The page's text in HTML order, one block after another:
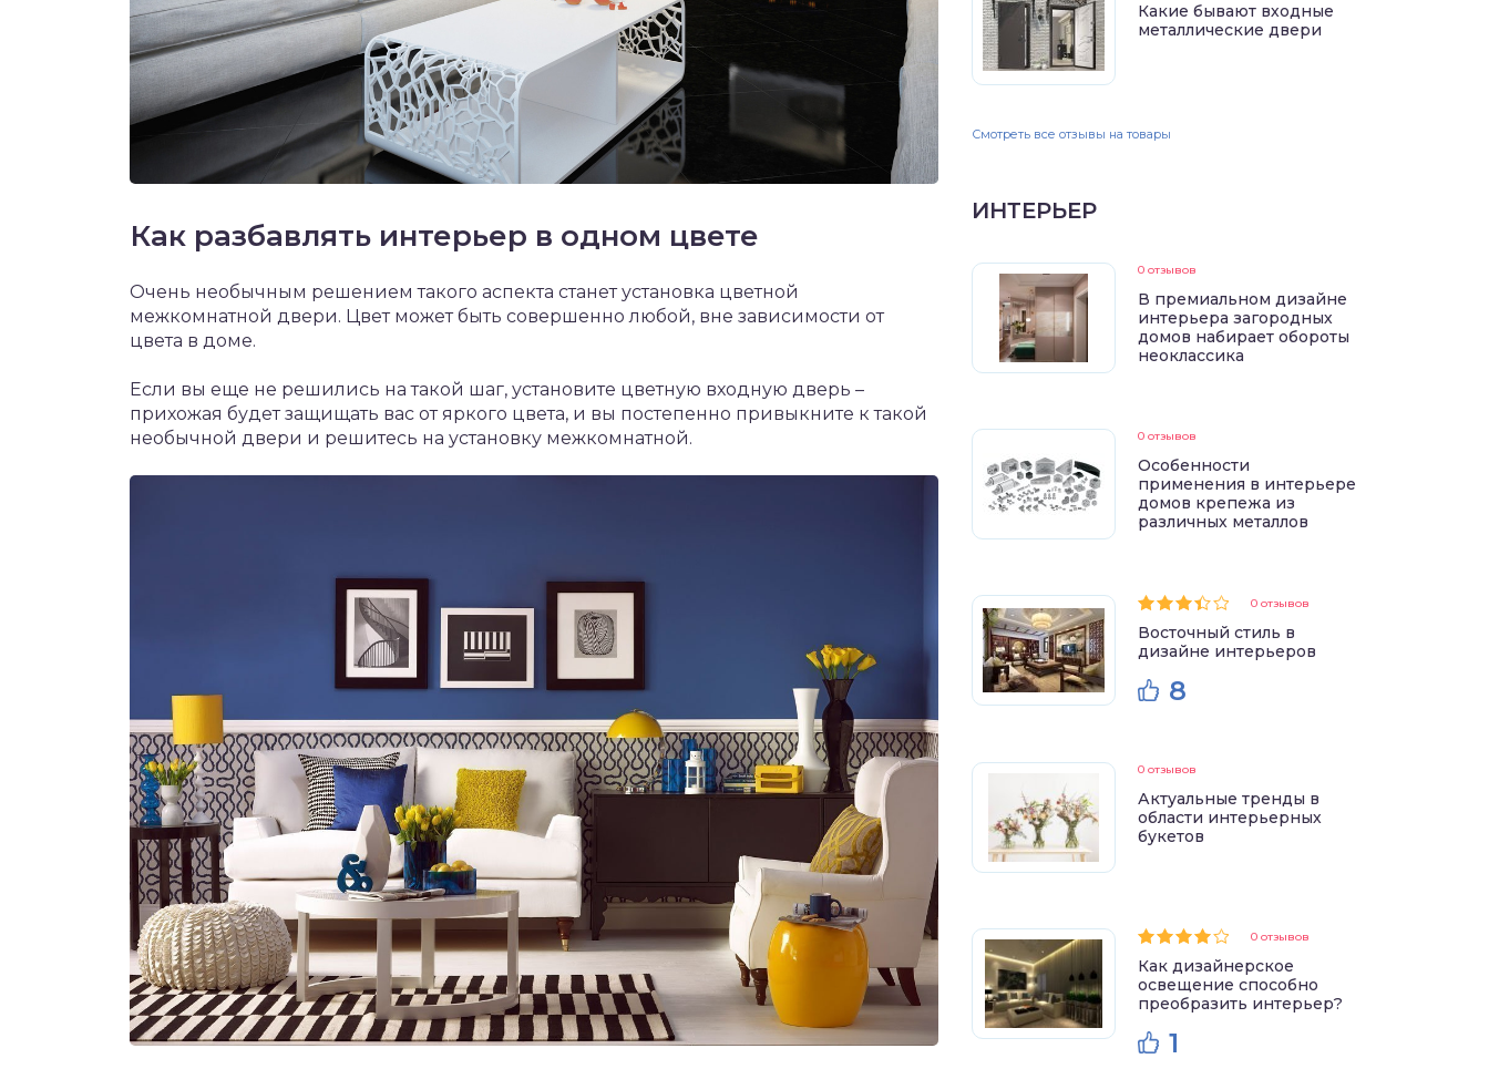
Как разбавлять интерьер в одном цвете
Очень необычным решением такого аспекта станет установка цветной
межкомнатной двери. Цвет может быть совершенно любой, вне зависимости от
цвета в доме.
Если вы еще не решились на такой шаг, установите цветную входную дверь –
прихожая будет защищать вас от яркого цвета, и вы постепенно привыкните к такой
необычной двери и решитесь на установку межкомнатной.
Какие бывают входные
металлические двери
Смотреть все отзывы на товары
ИНТЕРЬЕР
0 отзывов
В премиальном дизайне
интерьера загородных
домов набирает обороты
неоклассика
0 отзывов
Особенности
применения в интерьере
домов крепежа из
различных металлов
0 отзывов
Восточный стиль в
дизайне интерьеров
8
0 отзывов
Актуальные тренды в
области интерьерных
букетов
0 отзывов
Как дизайнерское
освещение способно
преобразить интерьер?
1